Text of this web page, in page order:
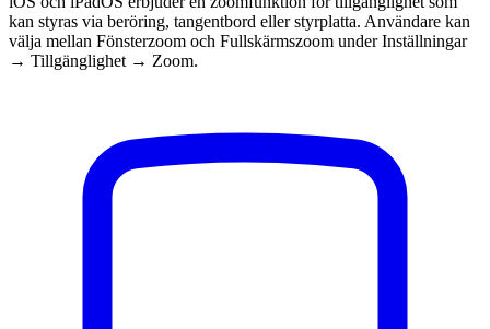
kan styras via beröring, tangentbord eller styrplatta. Användare kan
välja mellan Fönsterzoom och Fullskärmszoom under Inställningar
→ Tillgänglighet → Zoom.